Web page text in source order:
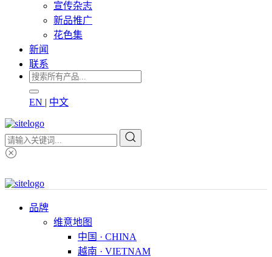
宣传杂志
新品推广
花色集
新闻
联系
EN | 中文
品牌
维意地图
中国 · CHINA
越南 · VIETNAM